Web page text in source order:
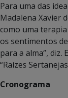
Para uma das
Madalena Xavier
como uma
os sentimentos
para a alma”, diz.
“Raízes
Cronograma